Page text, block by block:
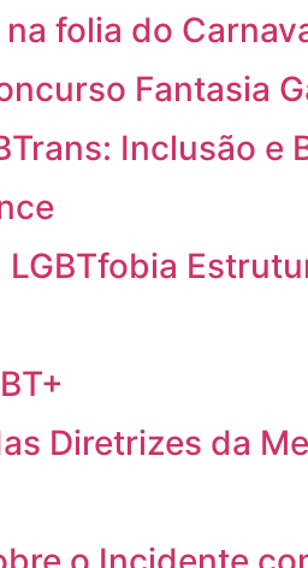
folia do
Fantasia
Inclusão
Diretrizes da